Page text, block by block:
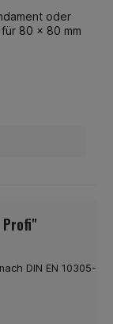
oder
80 x 80 mm
DIN EN 10305-